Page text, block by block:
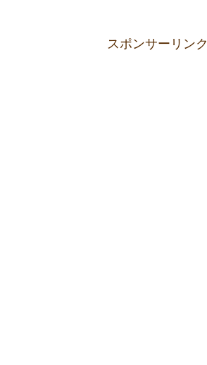
スポンサーリンク